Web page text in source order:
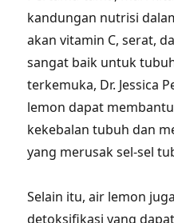
kandungan nutrisi
akan vitamin C, serat,
sangat baik untuk
terkemuka, Dr. Jessica
lemon dapat
kekebalan tubuh dan
yang merusak sel-sel
Selain itu, air lemon
detoksifikasi yang